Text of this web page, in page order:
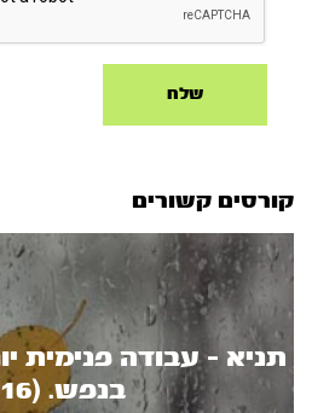
קורסים קשורים
תניא - עבודה פנימית
בנפש. (2016)